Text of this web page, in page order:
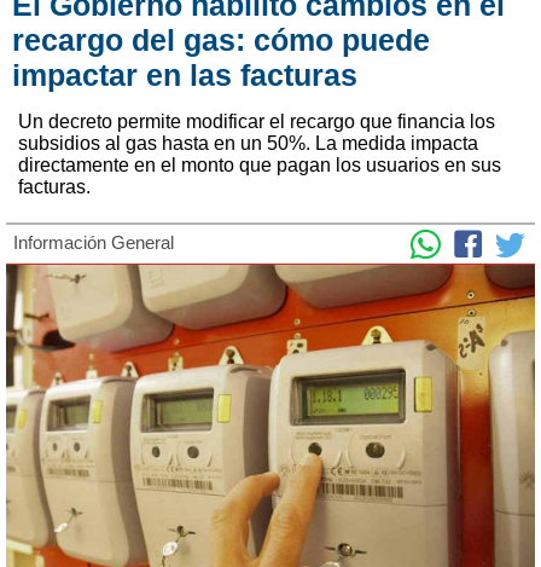
recargo del gas: cómo puede
impactar en las facturas
Un decreto permite modificar el recargo que financia los
subsidios al gas hasta en un 50%. La medida impacta
directamente en el monto que pagan los usuarios en sus
facturas.
Información General